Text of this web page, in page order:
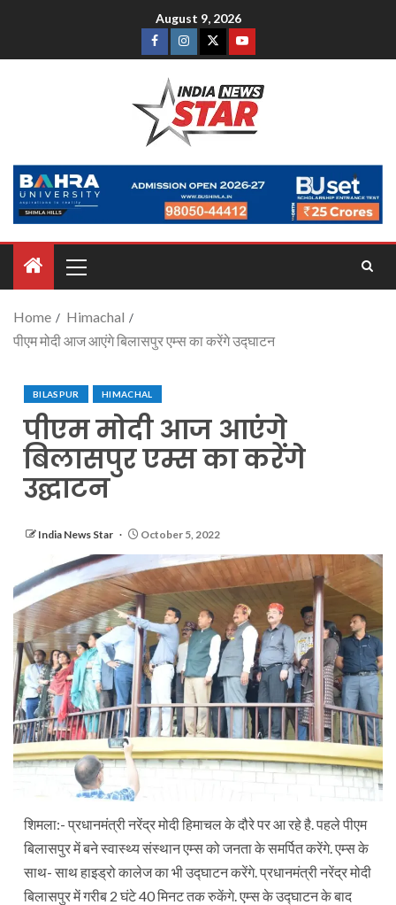
August 9, 2026
Home
Himachal
पीएम मोदी आज आएंगे बिलासपुर एम्स का करेंगे उद्घाटन
BILASPUR HIMACHAL
पीएम मोदी आज आएंगे
बिलासपुर एम्स का करेंगे
उद्घाटन
India News Star October 5, 2022
शिमला:- प्रधानमंत्री नरेंद्र मोदी हिमाचल के दौरे पर आ रहे है. पहले पीएम
बिलासपुर में बने स्वास्थ्य संस्थान एम्स को जनता के समर्पित करेंगे. एम्स के
साथ- साथ हाइड्रो कालेज का भी उद्घाटन करेंगे. प्रधानमंत्री नरेंद्र मोदी
बिलासपुर में गरीब 2 घंटे 40 मिनट तक रुकेंगे. एम्स के उद्घाटन के बाद